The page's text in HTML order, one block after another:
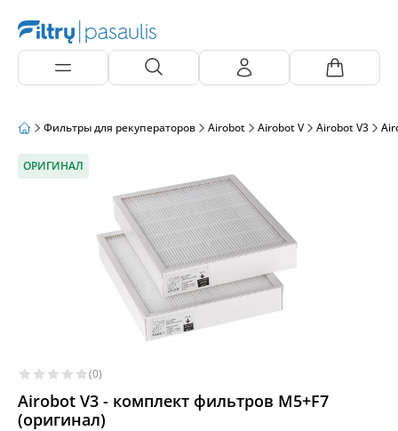
Фильтры для рекуператоров Airobot Airobot V Airobot V3
ОРИГИНАЛ
(0)
Airobot V3 - комплект фильтров M5+F7
(оригинал)